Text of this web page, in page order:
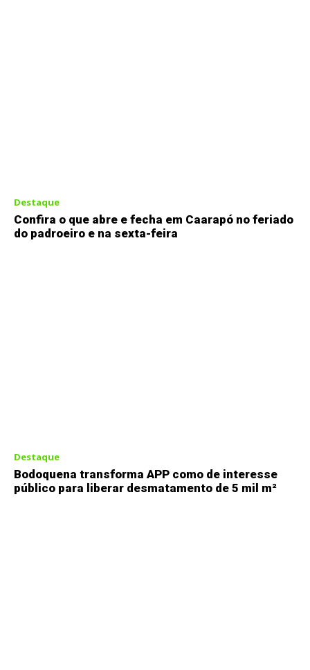
Destaque
Confira o que abre e fecha em Caarapó no feriado
do padroeiro e na sexta-feira
Destaque
Bodoquena transforma APP como de interesse
público para liberar desmatamento de 5 mil m²